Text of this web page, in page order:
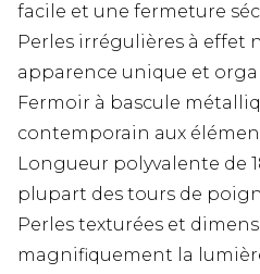
facile et une fermeture
Perles irrégulières à effet
apparence unique et
Fermoir à bascule
contemporain aux
Longueur polyvalente de
plupart des tours de
Perles texturées et
magnifiquement la